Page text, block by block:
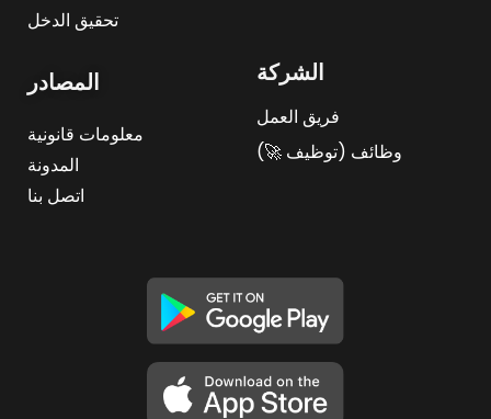
تحقيق الدخل
المصادر
معلومات قانونية
المدونة
اتصل بنا
الشركة
فريق العمل
وظائف (توظيف 🚀)